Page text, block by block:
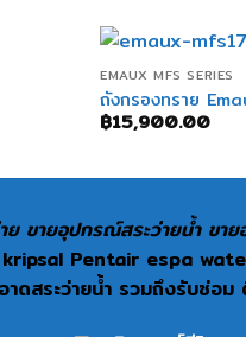
EMAUX MFS SERIES
ถังกรองทราย
฿15,900.00
ย ขายอุปกรณ์สระว่ายน้ำ ขา
Pentair espa
าดสระว่ายน้ำ รวมถึงรับซ่อ